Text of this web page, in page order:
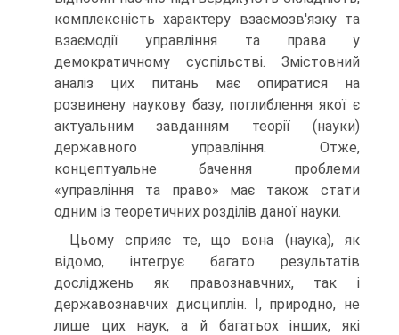
комплексність характеру взаємозв'язку та
взаємодії управління та права у
демократичному суспільстві. Змістовний
аналіз цих питань має опиратися на
розвинену наукову базу, поглиблення якої є
актуальним завданням теорії (науки)
державного управління. Отже,
концептуальне бачення проблеми
«управління та право» має також стати
одним із теоретичних розділів даної науки.
Цьому сприяє те, що вона (наука), як
відомо, інтегрує багато результатів
досліджень як правознавчних, так і
державознавчих дисциплін. І, природно, не
лише цих наук, а й багатьох інших, які